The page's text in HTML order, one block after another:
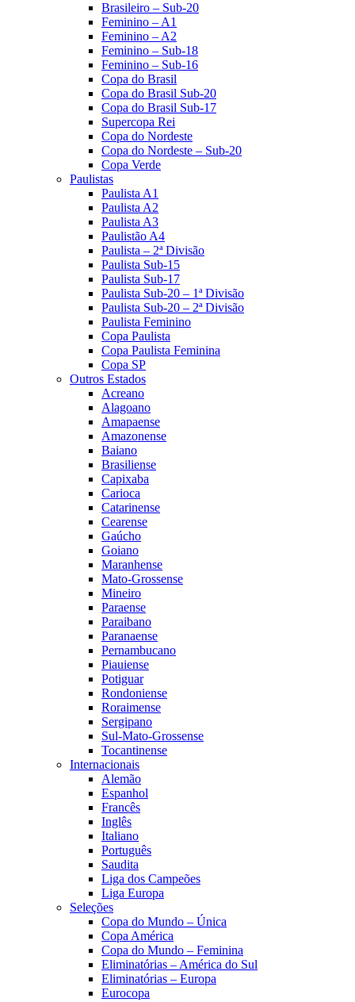
Brasileiro – Sub-20
Feminino – A1
Feminino – A2
Feminino – Sub-18
Feminino – Sub-16
Copa do Brasil
Copa do Brasil Sub-20
Copa do Brasil Sub-17
Supercopa Rei
Copa do Nordeste
Copa do Nordeste – Sub-20
Copa Verde
Paulistas
Paulista A1
Paulista A2
Paulista A3
Paulistão A4
Paulista – 2ª Divisão
Paulista Sub-15
Paulista Sub-17
Paulista Sub-20 – 1ª Divisão
Paulista Sub-20 – 2ª Divisão
Paulista Feminino
Copa Paulista
Copa Paulista Feminina
Copa SP
Outros Estados
Acreano
Alagoano
Amapaense
Amazonense
Baiano
Brasiliense
Capixaba
Carioca
Catarinense
Cearense
Gaúcho
Goiano
Maranhense
Mato-Grossense
Mineiro
Paraense
Paraibano
Paranaense
Pernambucano
Piauiense
Potiguar
Rondoniense
Roraimense
Sergipano
Sul-Mato-Grossense
Tocantinense
Internacionais
Alemão
Espanhol
Francês
Inglês
Italiano
Português
Saudita
Liga dos Campeões
Liga Europa
Seleções
Copa do Mundo – Única
Copa América
Copa do Mundo – Feminina
Eliminatórias – América do Sul
Eliminatórias – Europa
Eurocopa